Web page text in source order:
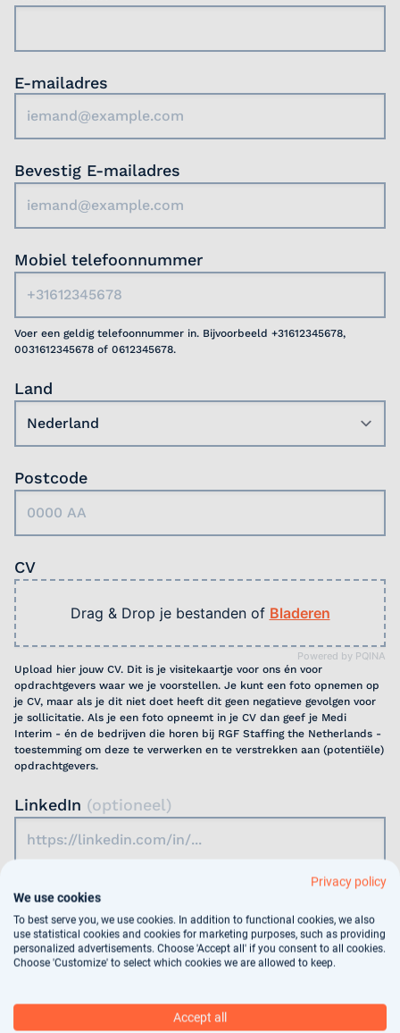
E-mailadres
Bevestig E-mailadres
Mobiel telefoonnummer
Voer een geldig telefoonnummer in. Bijvoorbeeld +31612345678,
0031612345678 of 0612345678.
Land
Postcode
CV
Powered by PQINA
Drag & Drop je bestanden of Bladeren
Upload hier jouw CV. Dit is je visitekaartje voor ons én voor
opdrachtgevers waar we je voorstellen. Je kunt een foto opnemen op
je CV, maar als je dit niet doet heeft dit geen negatieve gevolgen voor
je sollicitatie. Als je een foto opneemt in je CV dan geef je Medi
Interim - én de bedrijven die horen bij RGF Staffing the Netherlands -
toestemming om deze te verwerken en te verstrekken aan (potentiële)
opdrachtgevers.
LinkedIn (optioneel)
Voer de URL van jouw openbare LinkedIn-profiel in. Log gewoon in op
jouw Linkedin-profiel en zoek naar de URL bovenaan jouw browser.
Motivatie(optioneel)
Privacy policy
We use cookies
To best serve you, we use cookies. In addition to functional cookies, we also
use statistical cookies and cookies for marketing purposes, such as providing
personalized advertisements. Choose 'Accept all' if you consent to all cookies.
Choose 'Customize' to select which cookies we are allowed to keep.
Accept all